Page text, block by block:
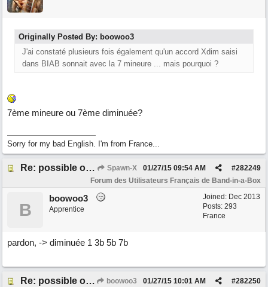
Originally Posted By: boowoo3
J'ai constaté plusieurs fois également qu'un accord Xdim saisi
dans BIAB sonnait avec la 7 mineure ... mais pourquoi ?
7ème mineure ou 7ème diminuée?
Sorry for my bad English. I'm from France...
Re: possible ou non ? "T 3 5 9b" Spawn-X #282249
01/27/15 09:54 AM
Forum des Utilisateurs Français de Band-in-a-Box
Joined: Dec 2013
Posts: 293
France
B
boowoo3
Apprentice
pardon, -> diminuée 1 3b 5b 7b
Re: possible ou non ? "T 3 5 9b" boowoo3 #282250
01/27/15 10:01 AM